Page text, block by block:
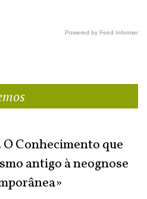
Powered by Feed Informer
Conhecimento que
antigo à neognose